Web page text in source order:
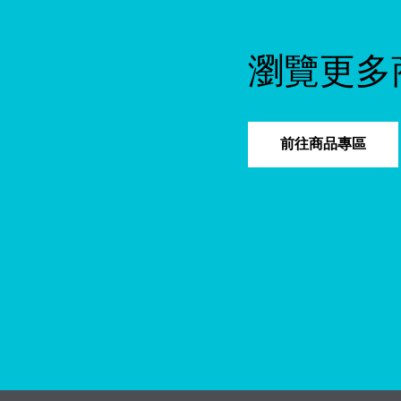
瀏覽更多
前往商品專區